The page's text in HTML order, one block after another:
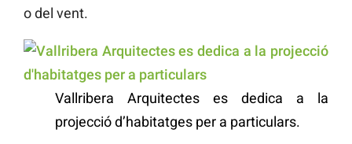
o del vent.
Vallribera Arquitectes es dedica a la
projecció d’habitatges per a particulars.